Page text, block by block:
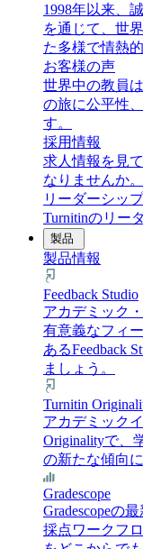
1998年以来、
を通じて、世
た多様で情熱
お客様の声
世界中の教員
の旅に公平性
す。
採用情報
求人情報を見
なりませんか。
リーダーシップ
Turnitinのリー
製品
製品情報
Feedback Studio
アカデミック
有意義なフィ
あるFeedback
ましょう。
Turnitin
アカデミック
Originalityで、
の新たな傾向
Gradescope
Gradescopeの
採点ワークフ